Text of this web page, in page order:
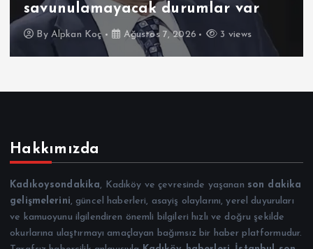
savunulamayacak durumlar var
By Alpkan Koç Ağustos 7, 2026 3 views
Hakkımızda
Kadıkoysondakika, Kadıköy ve çevresinde yaşanan son dakika
gelişmelerini, güncel haberleri, asayiş olaylarını, yerel duyuruları
ve kamuoyunu ilgilendiren önemli bilgileri hızlı ve doğru şekilde
okurlarına ulaştırmayı amaçlayan bağımsız bir haber platformudur.